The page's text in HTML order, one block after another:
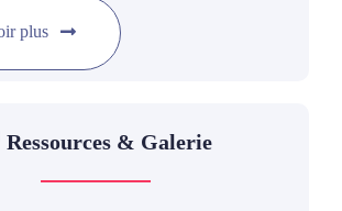
plus
Ressources & Galerie